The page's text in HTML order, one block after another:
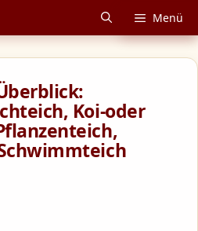
Menü
Koi-oder